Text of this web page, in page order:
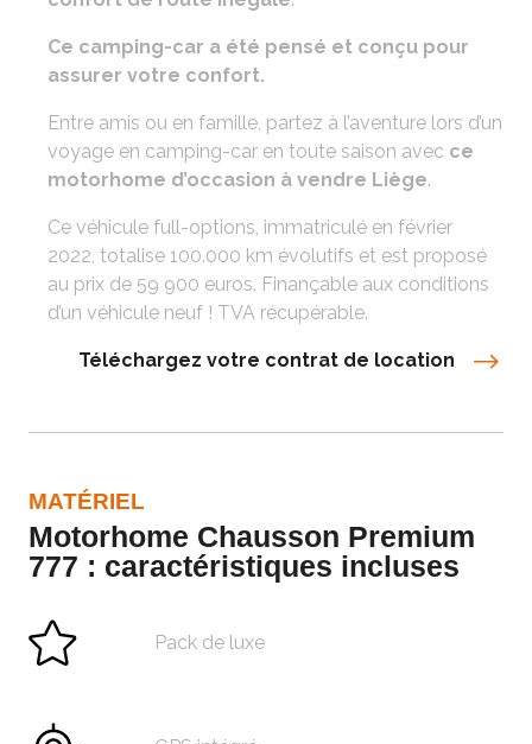
Ce camping-car a été pensé et conçu pour
assurer votre confort.
Entre amis ou en famille, partez à l’aventure lors d’un
voyage en camping-car en toute saison avec ce
motorhome d’occasion à vendre Liège.
Ce véhicule full-options, immatriculé en février
2022, totalise 100.000 km évolutifs et est proposé
au prix de 59 900 euros. Finançable aux conditions
d’un véhicule neuf ! TVA récupérable.
Téléchargez votre contrat de location
MATÉRIEL
Motorhome Chausson Premium
777 : caractéristiques incluses
Pack de luxe